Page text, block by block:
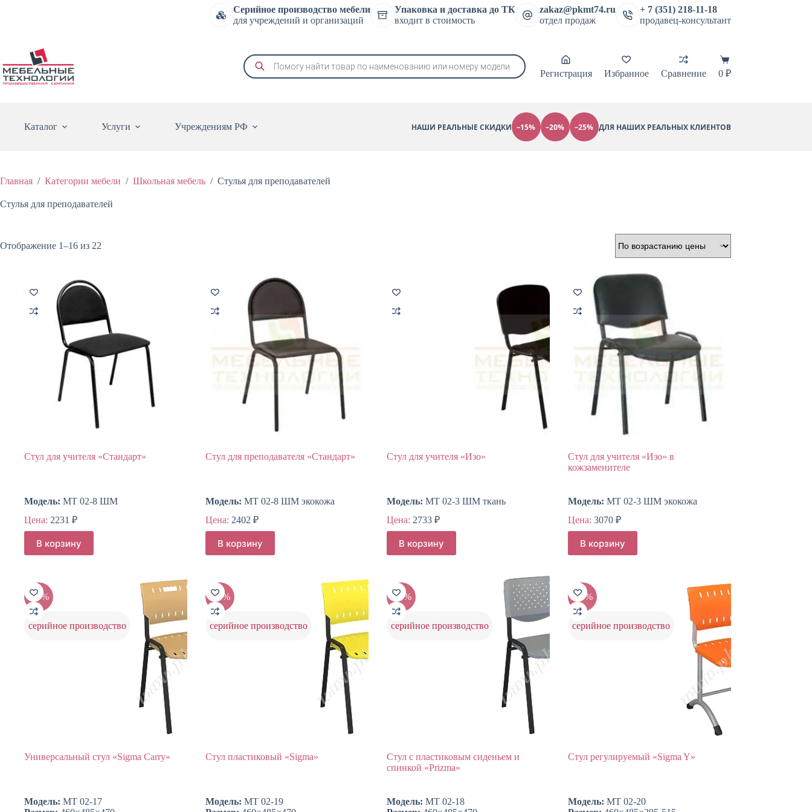
Серийное производство мебели
для учреждений и организаций
Упаковка и доставка до ТК
входит в стоимость
zakaz@pkmt74.ru
отдел продаж
+ 7 (351) 218-11-18
продавец-консультант
Поиск
товаров
Регистрация Избранное Сравнение
Корзина
0 ₽
Каталог Услуги Учреждениям РФ НАШИ РЕАЛЬНЫЕ СКИДКИ –15% –20% –25% ДЛЯ НАШИХ РЕАЛЬНЫХ КЛИЕНТОВ
Главная / Категории мебели / Школьная мебель / Стулья для преподавателей
Стулья для преподавателей
Отображение 1–16 из 22
Стул для учителя «Стандарт»
Модель: МТ 02-8 ШМ
Цена: 2231 ₽
В корзину
Стул для преподавателя «Стандарт»
Модель: МТ 02-8 ШМ экокожа
Цена: 2402 ₽
В корзину
Стул для учителя «Изо»
Модель: МТ 02-3 ШМ ткань
Цена: 2733 ₽
В корзину
Стул для учителя «Изо» в
кожзаменителе
Модель: МТ 02-3 ШМ экокожа
Цена: 3070 ₽
В корзину
-20%
серийное производство
Универсальный стул «Sigma Carry»
Модель: МТ 02-17
-20%
серийное производство
Стул пластиковый «Sigma»
Модель: МТ 02-19
-20%
серийное производство
Стул с пластиковым сиденьем и
спинкой «Prizma»
Модель: МТ 02-18
-20%
серийное производство
Стул регулируемый «Sigma Y»
Модель: МТ 02-20